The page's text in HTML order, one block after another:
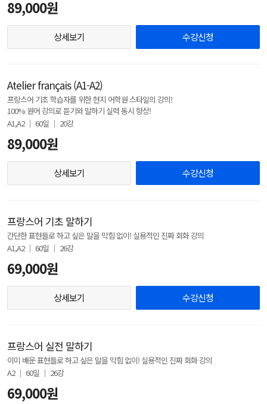
89,000원
상세보기 수강신청
Atelier français (A1-A2)
프랑스어 기초 학습자를 위한 현지 어학원 스타일의 강의!
100% 원어 강의로 듣기와 말하기 실력 동시 향상!
A1,A2 │ 60일 │ 20강
89,000원
상세보기 수강신청
프랑스어 기초 말하기
간단한 표현들로 하고 싶은 말을 막힘 없이! 실용적인 진짜 회화 강의
A1,A2 │ 60일 │ 26강
69,000원
상세보기 수강신청
프랑스어 실전 말하기
이미 배운 표현들로 하고 싶은 말을 막힘 없이! 실용적인 진짜 회화 강의
A2 │ 60일 │ 26강
69,000원